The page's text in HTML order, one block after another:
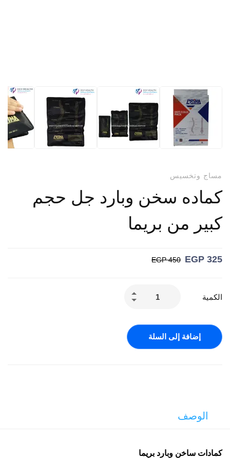
مساج وتخسيس
كماده سخن وبارد جل حجم
كبير من بريما
EGP 325
EGP450
الكمية
إضافة إلى السلة
الوصف
كمادات ساخن وبارد بريما